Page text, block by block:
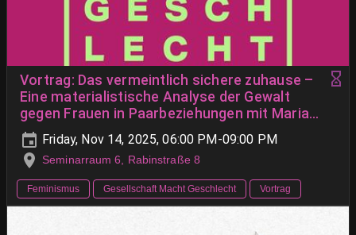
Vortrag: Das vermeintlich sichere zuhause –
Eine materialistische Analyse der Gewalt
gegen Frauen in Paarbeziehungen mit Maria
Jordan
Friday, Nov 14, 2025, 06:00 PM-09:00 PM
Seminarraum 6, Rabinstraße 8
Feminismus Gesellschaft Macht Geschlecht Vortrag